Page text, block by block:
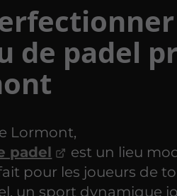
de padel
Lormont,
padel
est un lieu
pour les joueurs de
un sport dynamique